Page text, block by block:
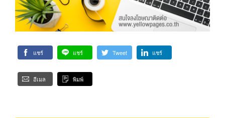
แชร์ แชร์ Tweet แชร์
อีเมล พิมพ์